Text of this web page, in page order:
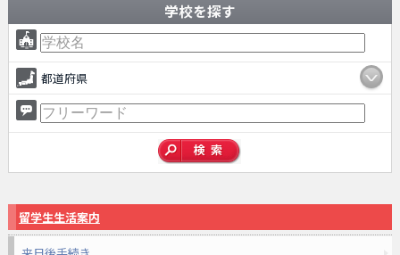
学校を探す
都道府県
留学生生活案内